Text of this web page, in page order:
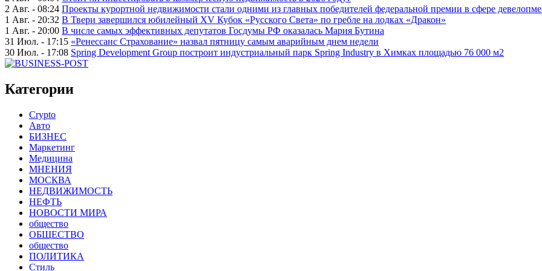
2 Авг. - 08:24 Проекты курортной недвижимости стали одними из главных победителей федеральной премии в сфере
1 Авг. - 20:32 В Твери завершился юбилейный XV Кубок «Русского Света» по гребле на лодках «Дракон»
1 Авг. - 20:00 В числе самых эффективных депутатов Госдумы РФ оказалась Мария Бутина
31 Июл. - 17:15 «Ренессанс Страхование» назвал пятницу самым аварийным днем недели
30 Июл. - 17:08 Spring Development Group построит индустриальный парк Spring Industry в Химках площадью 76 000 м2
Категории
Crypto
Авто
БИЗНЕС
Маркетинг
Медицина
МНЕНИЯ
МОСКВА
НЕДВИЖИМОСТЬ
НЕФТЬ
НОВОСТИ МИРА
общество
ОБЩЕСТВО
общество
ПОЛИТИКА
Стиль